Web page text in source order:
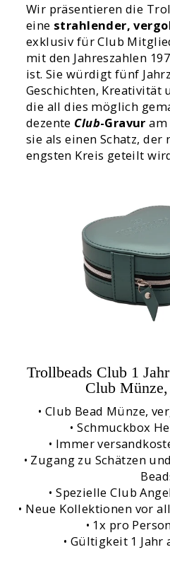
Wir präsentieren die
eine strahlender,
exklusiv für Club
mit den Jahreszahlen
ist. Sie würdigt fünf
Geschichten, Kreativität
die all dies möglich
dezente Club-Gravuram
sie als einen Schatz,
engsten Kreis geteilt
Trollbeads Club 1
Club
• Club Bead Münze,
• Schmuckbox
• Immer
• Zugang zu Schätzen
• Spezielle Club
• Neue Kollektionen vor
• 1x pro
• Gültigkeit 1